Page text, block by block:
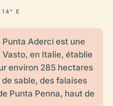
E
Aderci est une
en Italie, établie
environ 285 hectares
sable, des falaises
Punta Penna, haut de